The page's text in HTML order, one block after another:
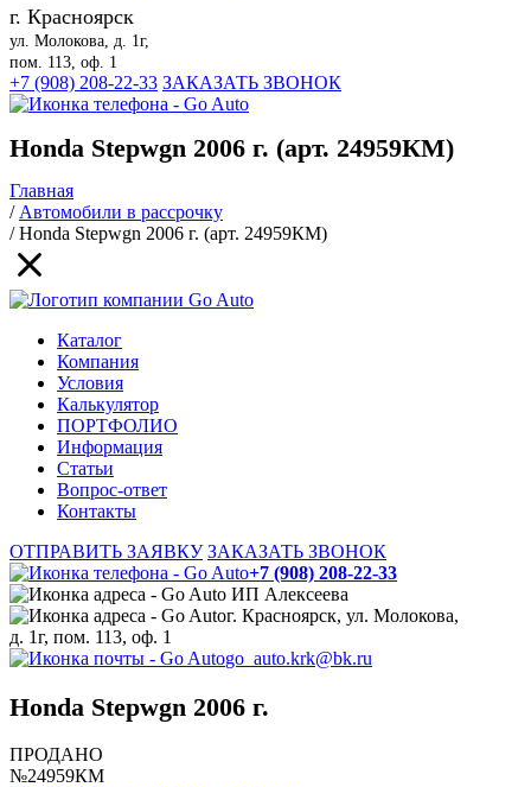
г. Красноярск
ул. Молокова, д. 1г,
пом. 113, оф. 1
+7 (908) 208-22-33 ЗАКАЗАТЬ ЗВОНОК
Honda Stepwgn 2006 г. (арт. 24959КМ)
Главная
/Автомобили в рассрочку
/Honda Stepwgn 2006 г. (арт. 24959КМ)
Каталог
Компания
Условия
Калькулятор
ПОРТФОЛИО
Информация
Статьи
Вопрос-ответ
Контакты
ОТПРАВИТЬ ЗАЯВКУ ЗАКАЗАТЬ ЗВОНОК
+7 (908) 208-22-33
ИП Алексеева
г. Красноярск, ул. Молокова,
д. 1г, пом. 113, оф. 1
go_auto.krk@bk.ru
Honda Stepwgn 2006 г.
ПРОДАНО
№24959КМ